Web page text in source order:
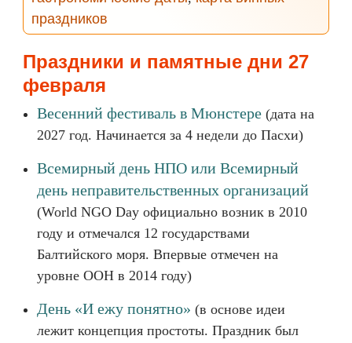
праздников
Праздники и памятные дни 27
февраля
Весенний фестиваль в Мюнстере (дата на
2027 год. Начинается за 4 недели до Пасхи)
Всемирный день НПО или Всемирный
день неправительственных организаций
(World NGO Day официально возник в 2010
году и отмечался 12 государствами
Балтийского моря. Впервые отмечен на
уровне ООН в 2014 году)
День «И ежу понятно» (в основе идеи
лежит концепция простоты. Праздник был